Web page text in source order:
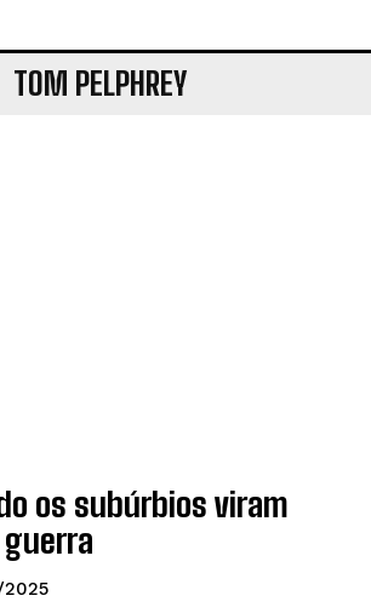
TOM PELPHREY
os subúrbios viram